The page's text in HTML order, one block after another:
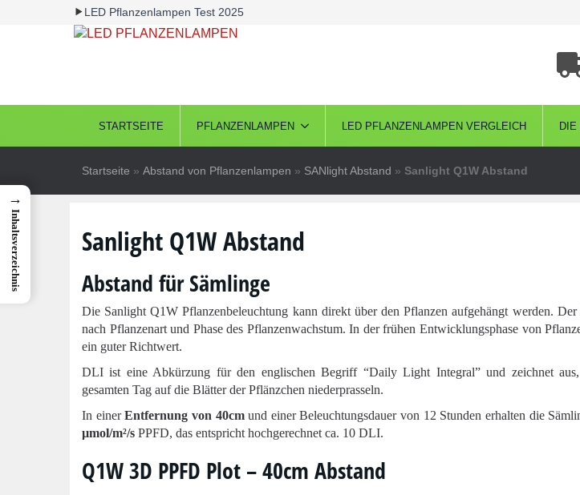
LED Pflanzenlampen Test 2025
STARTSEITE PFLANZENLAMPEN LED PFLANZENLAMPEN VERGLEICH DIE
Startseite » Abstand von Pflanzenlampen » SANlight Abstand » Sanlight Q1W Abstand
Sanlight Q1W Abstand
Abstand für Sämlinge
Die Sanlight Q1W Pflanzenbeleuchtung kann direkt über den Pflanzen aufgehängt werden.
nach Pflanzenart und Phase des Pflanzenwachstum. In der frühen Entwicklungsphase von
ein guter Richtwert.
DLI ist eine Abkürzung für den englischen Begriff “Daily Light Integral” und zeichnet
gesamten Tag auf die Blätter der Pflänzchen niederprasseln.
In einerEntfernung von 40cmund einer Beleuchtungsdauer von 12 Stunden erhalten die
µmol/m²/s PPFD, das entspricht hochgerechnet ca. 10 DLI.
Q1W 3D PPFD Plot – 40cm Abstand
→
Inhaltsverzeichnis